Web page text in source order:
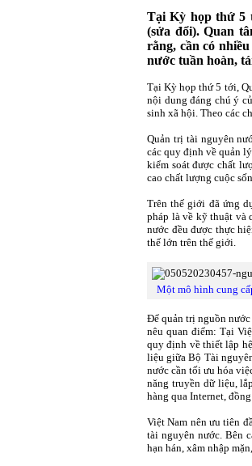
Tại Kỳ họp thứ 5
(sửa đổi). Quan
rằng, cần có
nước tuần hoàn,
Tại Kỳ họp thứ 5 tới,
nội dung đáng chú ý
sinh xã hội. Theo các
Quản trị tài nguyên
các quy định về quản
kiểm soát được chất
cao chất lượng cuộc
Trên thế giới đã ứng
pháp là về kỹ thuật và
nước đều được thực
thế lớn trên thế giới.
Một mô hình cung
Để quản trị nguồn
nêu quan điểm: Tại
quy định về thiết lập
liệu giữa Bộ Tài
nước cần tối ưu hóa
năng truyền dữ liệu,
hàng qua Internet,
Việt Nam nên ưu tiên
tài nguyên nước. Bên
hạn hán, xâm nhập